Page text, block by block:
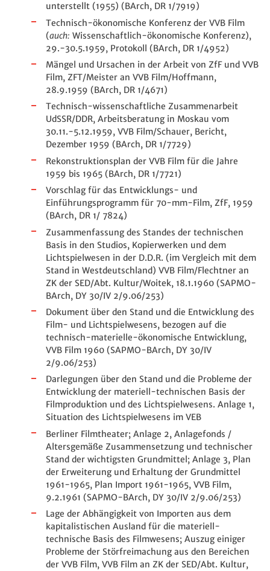
unterstellt (1955) (BArch, DR 1/7919)
Technisch-ökonomische Konferenz der VVB Film
(auch: Wissenschaftlich-ökonomische Konferenz),
29.-30.5.1959, Protokoll (BArch, DR 1/4952)
Mängel und Ursachen in der Arbeit von ZfF und VVB
Film, ZFT/Meister an VVB Film/Hoffmann,
28.9.1959 (BArch, DR 1/4671)
Technisch-wissenschaftliche Zusammenarbeit
UdSSR/DDR, Arbeitsberatung in Moskau vom
30.11.-5.12.1959, VVB Film/Schauer, Bericht,
Dezember 1959 (BArch, DR 1/7729)
Rekonstruktionsplan der VVB Film für die Jahre
1959 bis 1965 (BArch, DR 1/7721)
Vorschlag für das Entwicklungs- und
Einführungsprogramm für 70-mm-Film, ZfF, 1959
(BArch, DR 1/ 7824)
Zusammenfassung des Standes der technischen
Basis in den Studios, Kopierwerken und dem
Lichtspielwesen in der D.D.R. (im Vergleich mit dem
Stand in Westdeutschland) VVB Film/Flechtner an
ZK der SED/Abt. Kultur/Woitek, 18.1.1960 (SAPMO-
BArch, DY 30/IV 2/9.06/253)
Dokument über den Stand und die Entwicklung des
Film- und Lichtspielwesens, bezogen auf die
technisch-materielle-ökonomische Entwicklung,
VVB Film 1960 (SAPMO-BArch, DY 30/IV
2/9.06/253)
Darlegungen über den Stand und die Probleme der
Entwicklung der materiell-technischen Basis der
Filmproduktion und des Lichtspielwesens. Anlage 1,
Situation des Lichtspielwesens im VEB
Berliner Filmtheater; Anlage 2, Anlagefonds /
Altersgemäße Zusammensetzung und technischer
Stand der wichtigsten Grundmittel; Anlage 3, Plan
der Erweiterung und Erhaltung der Grundmittel
1961-1965, Plan Import 1961-1965, VVB Film,
9.2.1961 (SAPMO-BArch, DY 30/IV 2/9.06/253)
Lage der Abhängigkeit von Importen aus dem
kapitalistischen Ausland für die materiell-
technische Basis des Filmwesens; Auszug einiger
Probleme der Störfreimachung aus den Bereichen
der VVB Film, VVB Film an ZK der SED/Abt. Kultur,